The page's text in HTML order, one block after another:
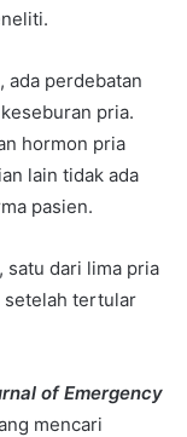
ada perdebatan
pria.
hormon pria
lain tidak ada
pasien.
satu dari lima pria
setelah tertular
of Emergency
mencari